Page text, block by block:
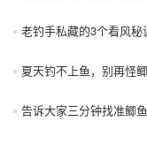
老钓手私藏的3个看风秘
夏天钓不上鱼，别再怪
告诉大家三分钟找准鲫鱼